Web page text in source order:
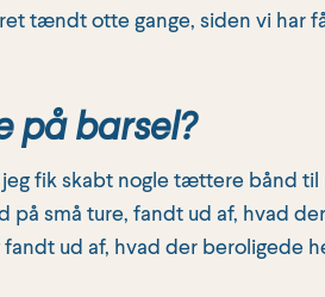
tændt otte gange, siden vi har
på barsel?
fik skabt nogle tættere bånd til
små ture, fandt ud af, hvad
ud af, hvad der beroligede